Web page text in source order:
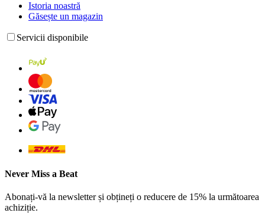
Istoria noastră
Găsește un magazin
Servicii disponibile
Never Miss a Beat
Abonați-vă la newsletter și obțineți o reducere de 15% la următoarea
achiziție.